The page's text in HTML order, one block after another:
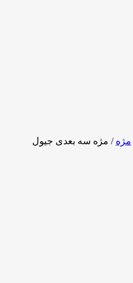
مژه / مژه سه بعدی جیول